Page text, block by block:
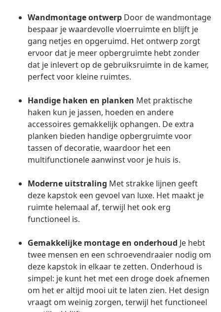
Wandmontage ontwerp Door de wandmontage
bespaar je waardevolle vloerruimte en blijft je
gang netjes en opgeruimd. Het ontwerp zorgt
ervoor dat je meer opbergruimte hebt zonder
dat je inlevert op de gebruiksruimte in de kamer,
perfect voor kleine ruimtes.
Handige haken en planken Met praktische
haken kun je jassen, hoeden en andere
accessoires gemakkelijk ophangen. De extra
planken bieden handige opbergruimte voor
tassen of decoratie, waardoor het een
multifunctionele aanwinst voor je huis is.
Moderne uitstraling Met strakke lijnen geeft
deze kapstok een gevoel van luxe. Het maakt je
ruimte helemaal af, terwijl het ook erg
functioneel is.
Gemakkelijke montage en onderhoud Je hebt
twee mensen en een schroevendraaier nodig om
deze kapstok in elkaar te zetten. Onderhoud is
simpel: je kunt het met een droge doek afnemen
om het er altijd mooi uit te laten zien. Het design
vraagt om weinig zorgen, terwijl het functioneel